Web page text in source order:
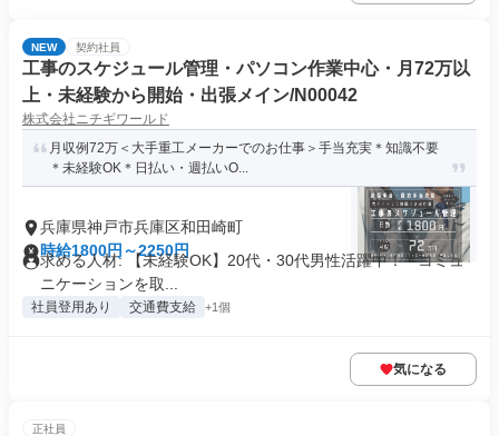
NEW 契約社員
工事のスケジュール管理・パソコン作業中心・月72万以
上・未経験から開始・出張メイン/N00042
株式会社ニチギワールド
月収例72万＜大手重工メーカーでのお仕事＞手当充実＊知識不要
＊未経験OK＊日払い・週払いO...
兵庫県神戸市兵庫区和田崎町
時給1800円～2250円
求める人材: 【未経験OK】20代・30代男性活躍中！ * コミュ
ニケーションを取...
社員登用あり 交通費支給 +1個
気になる
正社員